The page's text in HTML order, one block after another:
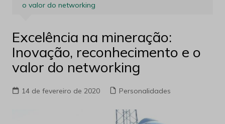
o valor do networking
Excelência na mineração:
Inovação, reconhecimento e o
valor do networking
14 de fevereiro de 2020 Personalidades